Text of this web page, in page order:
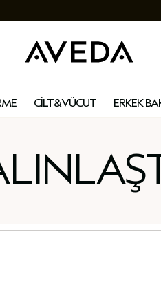
CİLT&VÜCUT ERKEK